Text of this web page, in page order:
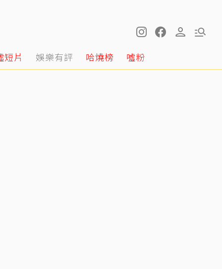
短片 娛樂有評 哈燒榜 噓粉